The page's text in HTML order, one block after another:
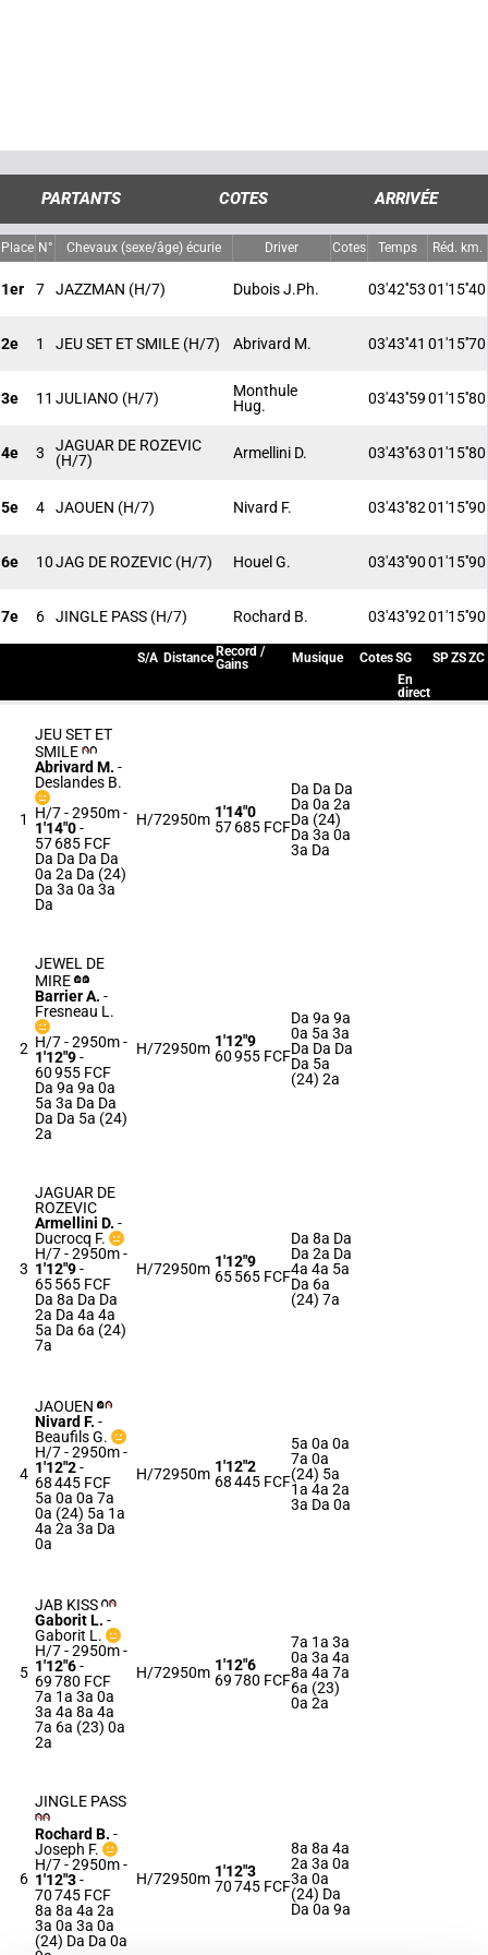
PARTANTS COTES ARRIVÉE
Place N° Chevaux (sexe/âge) écurie Driver Cotes Temps Réd. km.
1er 7 JAZZMAN (H/7) Dubois J.Ph. 03'42''5301'15''40
2e 1 JEU SET ET SMILE (H/7) Abrivard M. 03'43''41 01'15''70
3e 11 JULIANO (H/7)
Monthule
Hug.
03'43''5901'15''80
4e 3
JAGUAR DE ROZEVIC
(H/7)
Armellini D. 03'43''6301'15''80
5e 4 JAOUEN (H/7) Nivard F. 03'43''8201'15''90
6e 10JAG DE ROZEVIC (H/7) Houel G. 03'43''9001'15''90
7e 6 JINGLE PASS (H/7) Rochard B. 03'43''9201'15''90
S/A Distance Record /
Gains
Musique CotesSG SPZSZC
En
direct
1
JEU SET ET
SMILE
Abrivard M. -
Deslandes B.
H/7 - 2950m-
1'14"0-
57 685 FCF
Da Da Da Da
0a 2a Da (24)
Da 3a 0a 3a
Da
H/72950m 1'14"0
57 685 FCF
Da Da Da
Da 0a 2a
Da (24)
Da 3a 0a
3a Da
2
JEWEL DE
MIRE
Barrier A. -
Fresneau L.
H/7 - 2950m-
1'12"9-
60 955 FCF
Da 9a 9a 0a
5a 3a Da Da
Da Da 5a (24)
2a
H/72950m 1'12"9
60 955 FCF
Da 9a 9a
0a 5a 3a
Da Da Da
Da 5a
(24) 2a
3
JAGUAR DE
ROZEVIC
Armellini D. -
Ducrocq F.
H/7 - 2950m-
1'12"9-
65 565 FCF
Da 8a Da Da
2a Da 4a 4a
5a Da 6a (24)
7a
H/72950m 1'12"9
65 565 FCF
Da 8a Da
Da 2a Da
4a 4a 5a
Da 6a
(24) 7a
4
JAOUEN
Nivard F. -
Beaufils G.
H/7 - 2950m-
1'12"2-
68 445 FCF
5a 0a 0a 7a
0a (24) 5a 1a
4a 2a 3a Da
0a
H/72950m 1'12"2
68 445 FCF
5a 0a 0a
7a 0a
(24) 5a
1a 4a 2a
3a Da 0a
5
JAB KISS
Gaborit L. -
Gaborit L.
H/7 - 2950m-
1'12"6-
69 780 FCF
7a 1a 3a 0a
3a 4a 8a 4a
7a 6a (23) 0a
2a
H/72950m 1'12"6
69 780 FCF
7a 1a 3a
0a 3a 4a
8a 4a 7a
6a (23)
0a 2a
6
JINGLE PASS
Rochard B. -
Joseph F.
H/7 - 2950m-
1'12"3-
70 745 FCF
8a 8a 4a 2a
3a 0a 3a 0a
(24) Da Da 0a
H/72950m 1'12"3
70 745 FCF
8a 8a 4a
2a 3a 0a
3a 0a
(24) Da
Da 0a 9a